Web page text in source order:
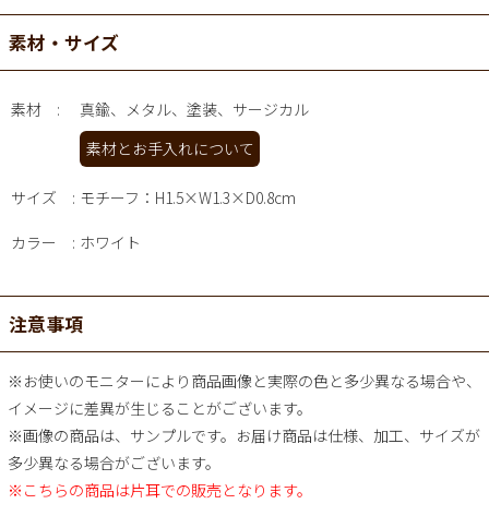
素材・サイズ
素材
真鍮、メタル、塗装、サージカル
素材とお手入れについて
サイズ モチーフ：H1.5×W1.3×D0.8cm
カラー ホワイト
注意事項
※お使いのモニターにより商品画像と実際の色と多少異なる場合や、
イメージに差異が生じることがございます。
※画像の商品は、サンプルです。お届け商品は仕様、加工、サイズが
多少異なる場合がございます。
※こちらの商品は片耳での販売となります。